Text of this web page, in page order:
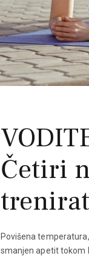
Četiri
Povišena
smanjen apetit tokom